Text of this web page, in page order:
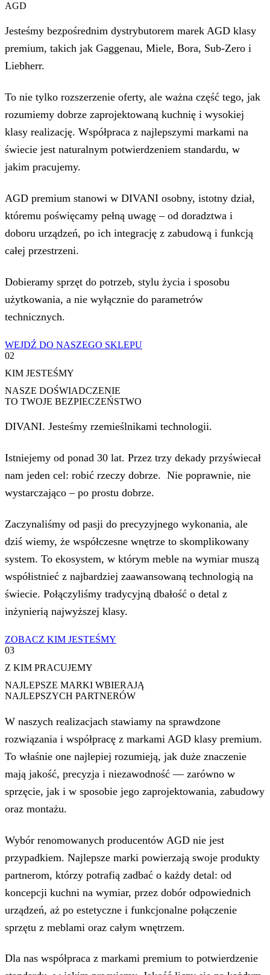
AGD
Jesteśmy bezpośrednim dystrybutorem marek AGD klasy
premium, takich jak Gaggenau, Miele, Bora, Sub-Zero i
Liebherr.
To nie tylko rozszerzenie oferty, ale ważna część tego, jak
rozumiemy dobrze zaprojektowaną kuchnię i wysokiej
klasy realizację. Współpraca z najlepszymi markami na
świecie jest naturalnym potwierdzeniem standardu, w
jakim pracujemy.
AGD premium stanowi w DIVANI osobny, istotny dział,
któremu poświęcamy pełną uwagę – od doradztwa i
doboru urządzeń, po ich integrację z zabudową i funkcją
całej przestrzeni.
Dobieramy sprzęt do potrzeb, stylu życia i sposobu
użytkowania, a nie wyłącznie do parametrów
technicznych.
WEJDŹ DO NASZEGO SKLEPU
02
KIM JESTEŚMY
NASZE DOŚWIADCZENIE
TO TWOJE BEZPIECZEŃSTWO
DIVANI. Jesteśmy rzemieślnikami technologii.
Istniejemy od ponad 30 lat. Przez trzy dekady przyświecał
nam jeden cel: robić rzeczy dobrze. Nie poprawnie, nie
wystarczająco – po prostu dobrze.
Zaczynaliśmy od pasji do precyzyjnego wykonania, ale
dziś wiemy, że współczesne wnętrze to skomplikowany
system. To ekosystem, w którym meble na wymiar muszą
współistnieć z najbardziej zaawansowaną technologią na
świecie. Połączyliśmy tradycyjną dbałość o detal z
inżynierią najwyższej klasy.
ZOBACZ KIM JESTEŚMY
03
Z KIM PRACUJEMY
NAJLEPSZE MARKI WBIERAJĄ
NAJLEPSZYCH PARTNERÓW
W naszych realizacjach stawiamy na sprawdzone
rozwiązania i współpracę z markami AGD klasy premium.
To właśnie one najlepiej rozumieją, jak duże znaczenie
mają jakość, precyzja i niezawodność — zarówno w
sprzęcie, jak i w sposobie jego zaprojektowania, zabudowy
oraz montażu.
Wybór renomowanych producentów AGD nie jest
przypadkiem. Najlepsze marki powierzają swoje produkty
partnerom, którzy potrafią zadbać o każdy detal: od
koncepcji kuchni na wymiar, przez dobór odpowiednich
urządzeń, aż po estetyczne i funkcjonalne połączenie
sprzętu z meblami oraz całym wnętrzem.
Dla nas współpraca z markami premium to potwierdzenie